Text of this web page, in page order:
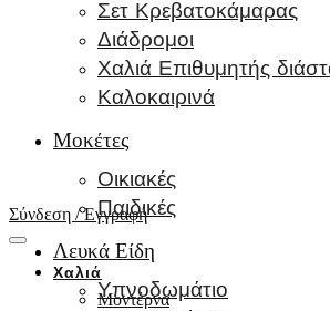
Σύνδεση / Εγγραφή
Χαλιά
Μοντέρνα
Σετ Κρεβατοκάμαρας
Διάδρομοι
Χαλιά Επιθυμητής
Καλοκαιρινά
Μοκέτες
Οικιακές
Παιδικές
Λευκά Είδη
Υπνοδωμάτιο